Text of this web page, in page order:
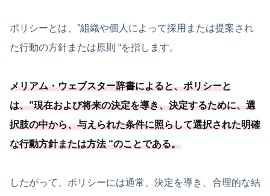
ポリシーとは、”組織や個人によって採用または提案され
た行動の方針または原則 “を指します。
メリアム・ウェブスター辞書によると、ポリシーと
は、”現在および将来の決定を導き、決定するために、選
択肢の中から、与えられた条件に照らして選択された明確
な行動方針または方法 “のことである。
したがって、ポリシーには通常、決定を導き、合理的な結